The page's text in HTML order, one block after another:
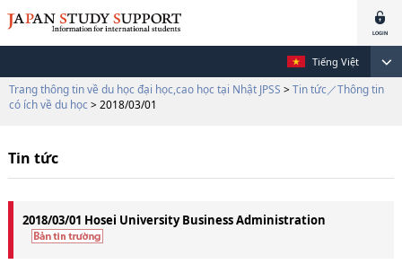
Tiếng Việt
Trang thông tin về du học đại học,cao học tại Nhật JPSS > Tin tức／Thông tin
có ích về du học > 2018/03/01
Tin tức
2018/03/01 Hosei University Business Administration